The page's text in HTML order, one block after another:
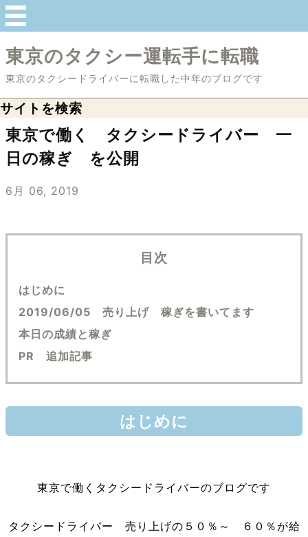
東京のタクシー運転手に転職
東京のタクシードライバーに転職した中年のブログです
サイトを検索
東京で働く タクシードライバー 一
日の稼ぎ を公開
6月 06, 2019
目次
はじめに
2019/06/05 売り上げ 稼ぎを書いてます
本日の成績と稼ぎ
PR 追加記事
はじめに
東京で働くタクシードライバーのブログです
タクシードライバー 売り上げの５０％～ ６０％が給